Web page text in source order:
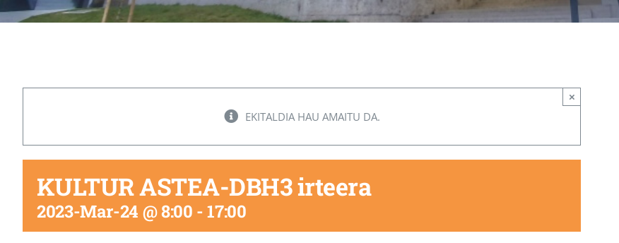
EKITALDIA HAU AMAITU DA.
×
KULTUR ASTEA-DBH3 irteera
2023-Mar-24 @ 8:00 -17:00